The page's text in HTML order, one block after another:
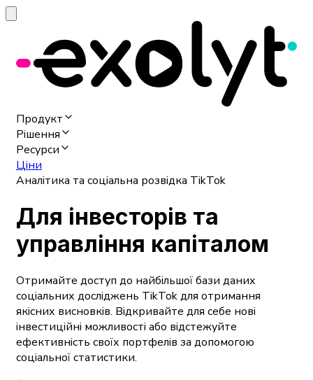
Продукт
Рішення
Ресурси
Ціни
Аналітика та соціальна розвідка TikTok
Для інвесторів та
управління капіталом
Отримайте доступ до найбільшої бази даних
соціальних досліджень TikTok для отримання
якісних висновків. Відкривайте для себе нові
інвестиційні можливості або відстежуйте
ефективність своїх портфелів за допомогою
соціальної статистики.